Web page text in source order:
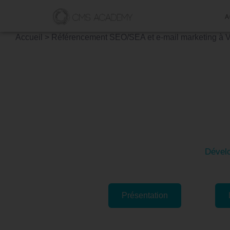
Accueil > Référencement SEO/SEA et e-mail marketing à
Présentation